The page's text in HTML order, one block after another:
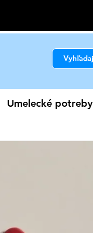
Umelecké potreby